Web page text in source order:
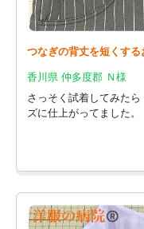
つなぎの背丈を短くする
香川県 仲多度郡 Ｎ様
さっそく試着してみた
ズに仕上がってました。